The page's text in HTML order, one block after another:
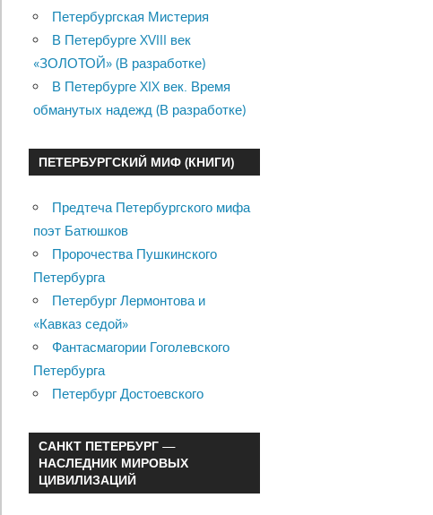
Петербургская Мистерия
В Петербурге XVIII век
«ЗОЛОТОЙ» (В разработке)
В Петербурге XIX век. Время
обманутых надежд (В разработке)
ПЕТЕРБУРГСКИЙ МИФ (КНИГИ)
Предтеча Петербургского мифа
поэт Батюшков
Пророчества Пушкинского
Петербурга
Петербург Лермонтова и
«Кавказ седой»
Фантасмагории Гоголевского
Петербурга
Петербург Достоевского
САНКТ ПЕТЕРБУРГ —
НАСЛЕДНИК МИРОВЫХ
ЦИВИЛИЗАЦИЙ